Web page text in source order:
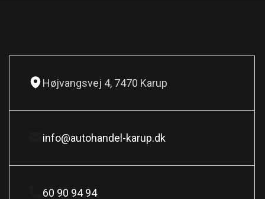
Højvangsvej 4, 7470 Karup
info@autohandel-karup.dk
60 90 94 94